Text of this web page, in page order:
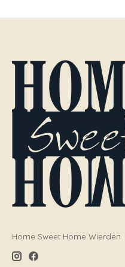
Home Sweet Home Wierden